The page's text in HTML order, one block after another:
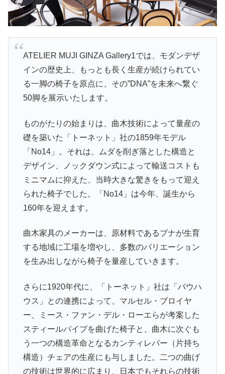
ATELIER MUJI GINZA Gallery1では、モダンデザ
インの歴史上、もっとも長く生産が続けられてい
る一脚の椅子を原点に、その”DNA”を未来へ繋ぐ
50脚を展示いたします。
ものがたりの始まりは、曲木技術によって量産の
礎を築いた「トーネット」社の1859年モデル
「No14」。それは、ムダを削ぎ落とした構造と
デザイン、ノックダウン式によって輸送コストも
ミニマムに抑えた、当時大きな驚きをもって迎え
られた椅子でした。「No14」は今年、誕生から
160年を迎えます。
曲木家具のメーカーは、原材料であるブナが生育
する地域に工場を増やし、多数のバリエーション
を生み出しながら椅子を量産していきます。
さらに1920年代に、「トーネット」社は「バウハ
ウス」との連携によって、マルセル・ブロイヤ
ー、ミース・ファン・デル・ローエらが考案した
スティールパイプを曲げた椅子と、曲木に次ぐも
う一つの構造革命となるカンティレバー（片持ち
構造）チェアの生産にも与しました。二つの曲げ
の技術は世界的に広まり、日本でもそれらの技術